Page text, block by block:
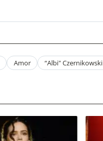
Amor “Albi" Czernikowski